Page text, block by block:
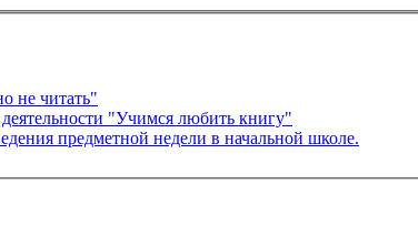
не читать"
"Учимся любить книгу"
предметной недели в начальной школе.